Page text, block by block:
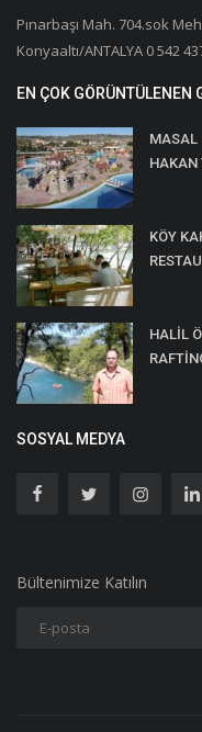
Pınarbaşı Mah. 704.sok
Konyaaltı/ANTALYA 0 542
EN ÇOK GÖRÜNTÜLENEN
MASAL
HAKAN
KÖY
HALİL
SOSYAL MEDYA
Bültenimize Katılın